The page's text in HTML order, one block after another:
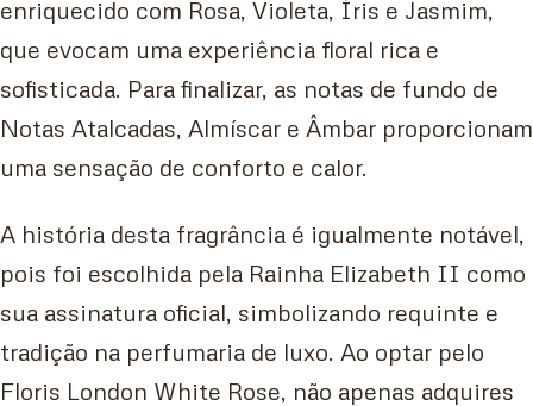
enriquecido com Rosa, Violeta, Íris e Jasmim,
que evocam uma experiência floral rica e
sofisticada. Para finalizar, as notas de fundo de
Notas Atalcadas, Almíscar e Âmbar proporcionam
uma sensação de conforto e calor.
A história desta fragrância é igualmente notável,
pois foi escolhida pela Rainha Elizabeth II como
sua assinatura oficial, simbolizando requinte e
tradição na perfumaria de luxo. Ao optar pelo
Floris London White Rose, não apenas adquires